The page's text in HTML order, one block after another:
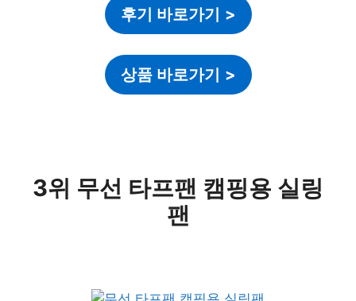
후기 바로가기 >
상품 바로가기 >
3위 무선 타프팬 캠핑용 실링
팬